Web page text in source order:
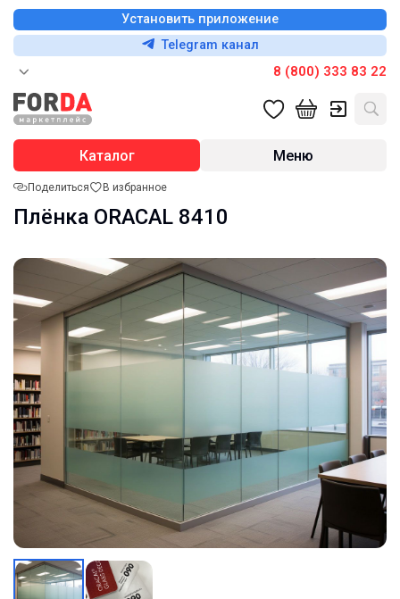
Установить приложение
Telegram канал
8 (800) 333 83 22
Каталог Меню
Поделиться В избранное
Плёнка ORACAL 8410